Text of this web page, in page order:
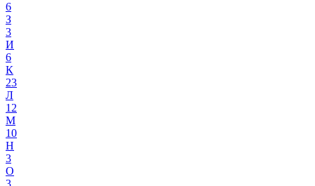
6
З
3
И
6
К
23
Л
12
М
10
Н
3
О
3